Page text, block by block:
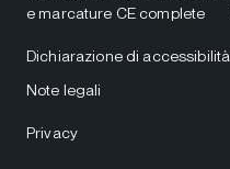
e marcature CE complete
Dichiarazione di accessibilità
Note legali
Privacy